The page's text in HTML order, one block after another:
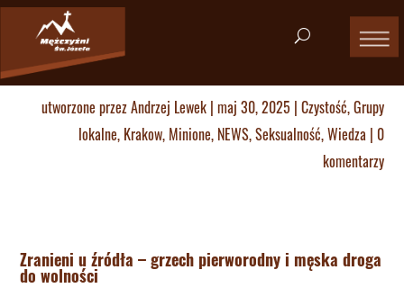
utworzone przezAndrzej Lewek| maj 30, 2025 | Czystość,Grupy
lokalne, Krakow, Minione, NEWS,Seksualność,Wiedza| 0
komentarzy
Zranieni u źródła – grzech pierworodny i męska droga
do wolności